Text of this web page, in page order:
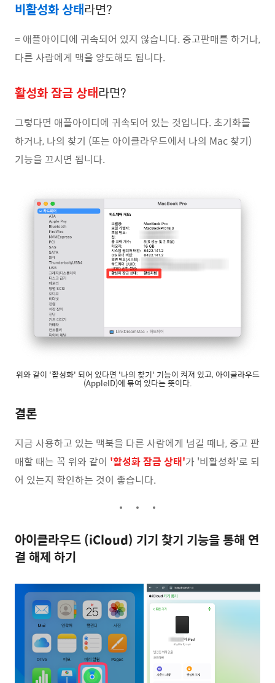
비활성화 상태라면?
= 애플아이디에 귀속되어 있지 않습니다. 중고판매를 하거나,
다른 사람에게 맥을 양도해도 됩니다.
활성화 잠금 상태라면?
그렇다면 애플아이디에 귀속되어 있는 것입니다. 초기화를
하거나, 나의 찾기 (또는 아이클라우드에서 나의 Mac 찾기)
기능을 끄시면 됩니다.
위와 같이 '활성화' 되어 있다면 '나의 찾기' 기능이 켜져 있고, 아이클라우드
(AppleID)에 묶여 있다는 뜻이다.
결론
지금 사용하고 있는 맥북을 다른 사람에게 넘길 때나, 중고 판
매할 때는 꼭 위와 같이 '활성화 잠금 상태'가 '비활성화'로 되
어 있는지 확인하는 것이 좋습니다.
아이클라우드 (iCloud) 기기 찾기 기능을 통해 연
결 해제 하기